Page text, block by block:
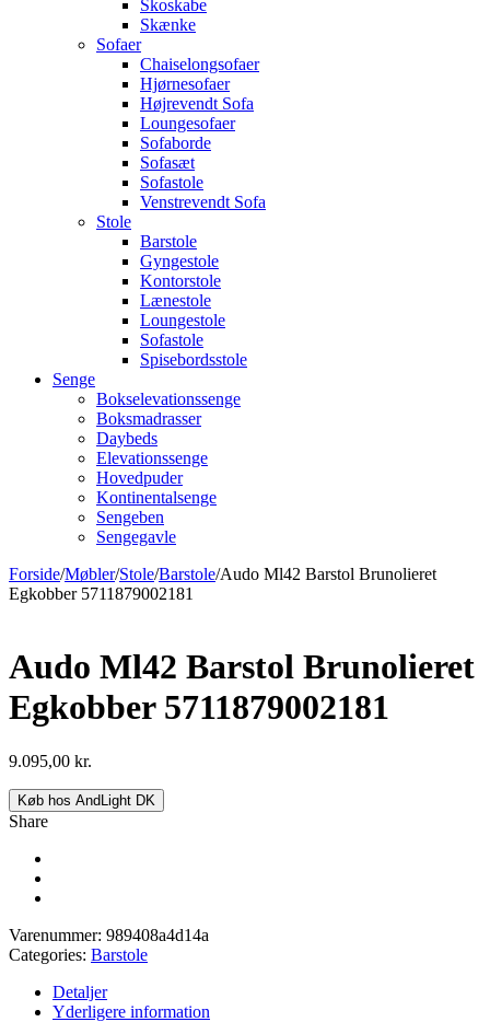
Skoskabe
Skænke
Sofaer
Chaiselongsofaer
Hjørnesofaer
Højrevendt Sofa
Loungesofaer
Sofaborde
Sofasæt
Sofastole
Venstrevendt Sofa
Stole
Barstole
Gyngestole
Kontorstole
Lænestole
Loungestole
Sofastole
Spisebordsstole
Senge
Bokselevationssenge
Boksmadrasser
Daybeds
Elevationssenge
Hovedpuder
Kontinentalsenge
Sengeben
Sengegavle
Forside/Møbler/Stole/Barstole/Audo Ml42 Barstol Brunolieret
Egkobber 5711879002181
Audo Ml42 Barstol Brunolieret
Egkobber 5711879002181
9.095,00 kr.
Køb hos AndLight DK
Share
Varenummer: 989408a4d14a
Categories: Barstole
Detaljer
Yderligere information